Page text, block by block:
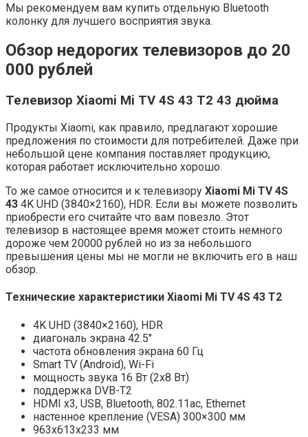
Мы рекомендуем вам купить отдельную Bluetooth
колонку для лучшего восприятия звука.
Обзор недорогих телевизоров до 20
000 рублей
Телевизор Xiaomi Mi TV 4S 43 T2 43 дюйма
Продукты Xiaomi, как правило, предлагают хорошие
предложения по стоимости для потребителей. Даже при
небольшой цене компания поставляет продукцию,
которая работает исключительно хорошо.
То же самое относится и к телевизору Xiaomi Mi TV 4S
43 4K UHD (3840×2160), HDR. Если вы можете позволить
приобрести его считайте что вам повезло. Этот
телевизор в настоящее время может стоить немного
дороже чем 20000 рублей но из за небольшого
превышения цены мы не могли не включить его в наш
обзор.
Технические характеристики Xiaomi Mi TV 4S 43 T2
4K UHD (3840×2160), HDR
диагональ экрана 42.5″
частота обновления экрана 60 Гц
Smart TV (Android), Wi-Fi
мощность звука 16 Вт (2х8 Вт)
поддержка DVB-T2
HDMI x3, USB, Bluetooth, 802.11ac, Ethernet
настенное крепление (VESA) 300×300 мм
963x613x233 мм